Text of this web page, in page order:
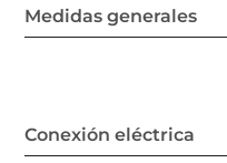
Medidas generales
Conexión eléctrica